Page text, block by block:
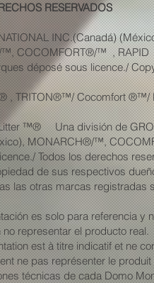
RESERVADOS
INC.(Canadá)
COCOMFORT®/™ , RAPID
déposé sous licence./
, TRITON®™/ Cocomfort ®™/
™® Una división de
MONARCH®/™,
Todos los derechos
de sus respectivos
las otras marcas
es solo para referencia y
representar el producto real.
est à titre indicatif et ne
ne pas représenter le produit
técnicas de cada Domo